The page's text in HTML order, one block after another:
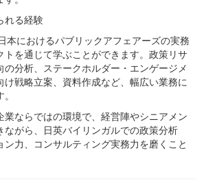
れる経験
本におけるパブリックアフェアーズの実務
トを通じて学ぶことができます。政策リサ
の分析、ステークホルダー・エンゲージメ
け戦略立案、資料作成など、幅広い業務に
業ならではの環境で、経営陣やシニアメン
ながら、日英バイリンガルでの政策分析
ン力、コンサルティング実務力を磨くこと